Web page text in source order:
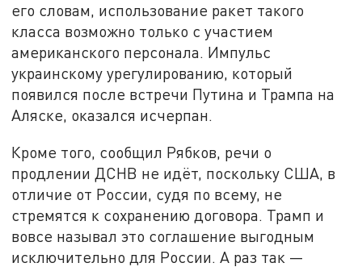
его словам, использование ракет такого
класса возможно только с участием
американского персонала. Импульс
украинскому урегулированию, который
появился после встречи Путина и Трампа на
Аляске, оказался исчерпан.
Кроме того, сообщил Рябков, речи о
продлении ДСНВ не идёт, поскольку США, в
отличие от России, судя по всему, не
стремятся к сохранению договора. Трамп и
вовсе называл это соглашение выгодным
исключительно для России. А раз так —